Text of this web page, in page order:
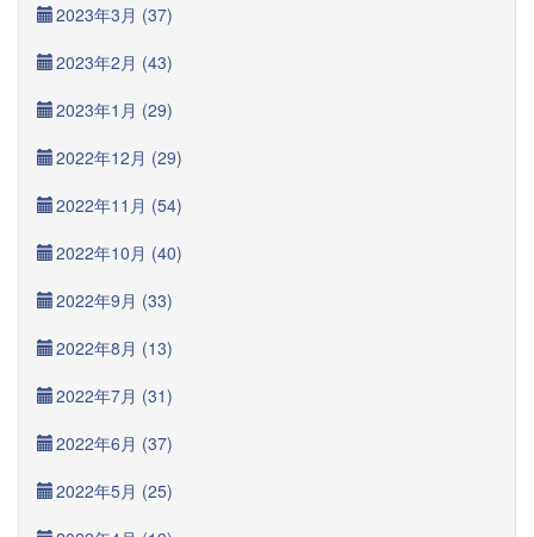
2023年3月 (37)
2023年2月 (43)
2023年1月 (29)
2022年12月 (29)
2022年11月 (54)
2022年10月 (40)
2022年9月 (33)
2022年8月 (13)
2022年7月 (31)
2022年6月 (37)
2022年5月 (25)